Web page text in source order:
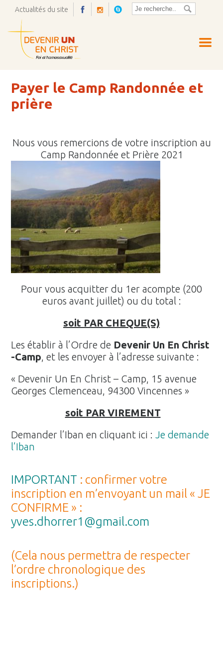
Actualités du site
Payer le Camp Randonnée et
prière
Nous vous remercions de votre inscription au
Camp Randonnée et Prière 2021
Pour vous acquitter du 1er acompte (200
euros avant juillet) ou du total :
soit PAR CHEQUE(S)
Les établir à l’Ordre de Devenir Un En Christ
-Camp, et les envoyer à l’adresse suivante :
« Devenir Un En Christ – Camp, 15 avenue
Georges Clemenceau, 94300 Vincennes »
soit PAR VIREMENT
Demander l’Iban en cliquant ici :Je demande
l’Iban
IMPORTANT : confirmer votre
inscription en m’envoyant un mail « JE
CONFIRME » :
yves.dhorrer1@gmail.com
(Cela nous permettra de respecter
l’ordre chronologique des
inscriptions.)